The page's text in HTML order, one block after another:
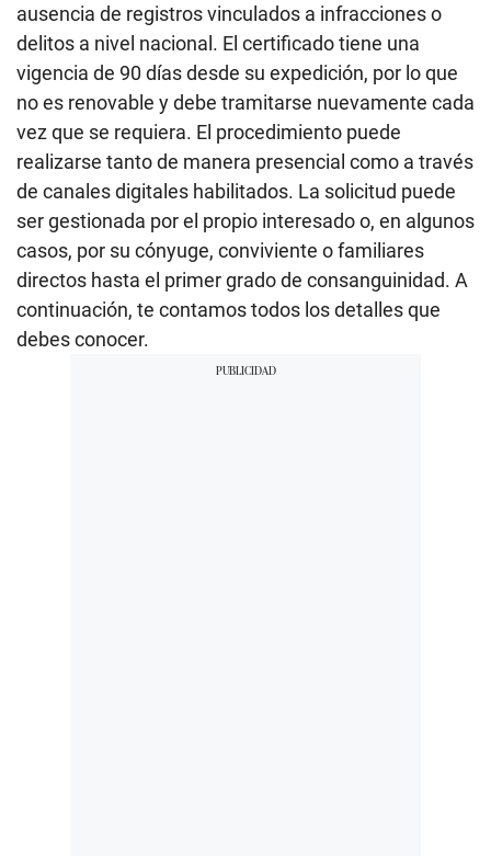
ausencia de registros vinculados a infracciones o
delitos a nivel nacional. El certificado tiene una
vigencia de 90 días desde su expedición, por lo que
no es renovable y debe tramitarse nuevamente cada
vez que se requiera. El procedimiento puede
realizarse tanto de manera presencial como a través
de canales digitales habilitados. La solicitud puede
ser gestionada por el propio interesado o, en algunos
casos, por su cónyuge, conviviente o familiares
directos hasta el primer grado de consanguinidad. A
continuación, te contamos todos los detalles que
debes conocer.